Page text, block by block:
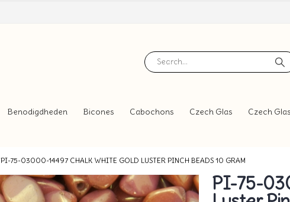
Benodigdheden Bicones Cabochons Czech Glas Czech
PI-75-03000-14497 CHALK WHITE GOLD LUSTER PINCH BEADS 10 GRAM
PI-75-